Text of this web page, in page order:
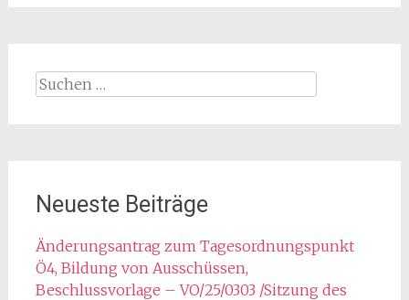
Suchen
nach:
Neueste Beiträge
Änderungsantrag zum Tagesordnungspunkt
Ö4, Bildung von Ausschüssen,
Beschlussvorlage – VO/25/0303 /Sitzung des